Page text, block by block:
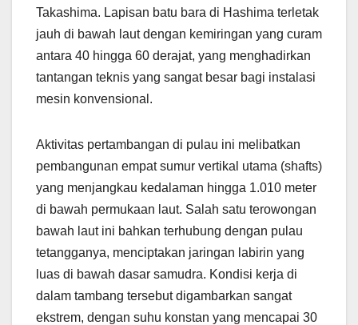
Takashima. Lapisan batu bara di Hashima terletak
jauh di bawah laut dengan kemiringan yang curam
antara 40 hingga 60 derajat, yang menghadirkan
tantangan teknis yang sangat besar bagi instalasi
mesin konvensional.
Aktivitas pertambangan di pulau ini melibatkan
pembangunan empat sumur vertikal utama (shafts)
yang menjangkau kedalaman hingga 1.010 meter
di bawah permukaan laut. Salah satu terowongan
bawah laut ini bahkan terhubung dengan pulau
tetangganya, menciptakan jaringan labirin yang
luas di bawah dasar samudra. Kondisi kerja di
dalam tambang tersebut digambarkan sangat
ekstrem, dengan suhu konstan yang mencapai 30